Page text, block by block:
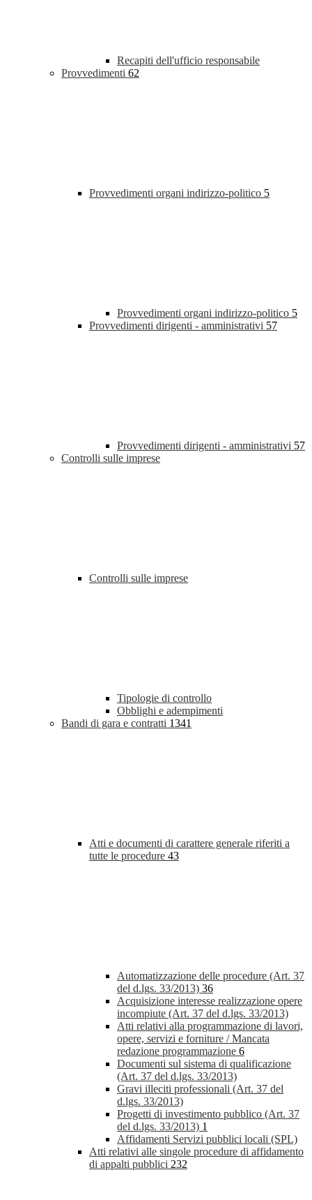
Recapiti dell'ufficio responsabile
Provvedimenti 62
Provvedimenti organi indirizzo-politico 5
Provvedimenti organi indirizzo-politico 5
Provvedimenti dirigenti - amministrativi 57
Provvedimenti dirigenti - amministrativi 57
Controlli sulle imprese
Controlli sulle imprese
Tipologie di controllo
Obblighi e adempimenti
Bandi di gara e contratti 1341
Atti e documenti di carattere generale riferiti a
tutte le procedure 43
Automatizzazione delle procedure (Art. 37
del d.lgs. 33/2013) 36
Acquisizione interesse realizzazione opere
incompiute (Art. 37 del d.lgs. 33/2013)
Atti relativi alla programmazione di lavori,
opere, servizi e forniture / Mancata
redazione programmazione 6
Documenti sul sistema di qualificazione
(Art. 37 del d.lgs. 33/2013)
Gravi illeciti professionali (Art. 37 del
d.lgs. 33/2013)
Progetti di investimento pubblico (Art. 37
del d.lgs. 33/2013) 1
Affidamenti Servizi pubblici locali (SPL)
Atti relativi alle singole procedure di affidamento
di appalti pubblici 232